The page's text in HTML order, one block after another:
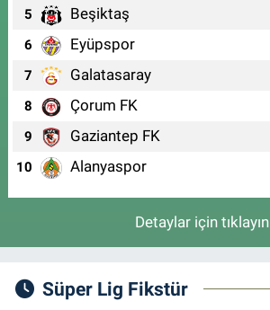
5 Beşiktaş
6 Eyüpspor
7 Galatasaray
8 Çorum FK
9 Gaziantep FK
10 Alanyaspor
Detaylar için tıklayın
Süper Lig Fikstür